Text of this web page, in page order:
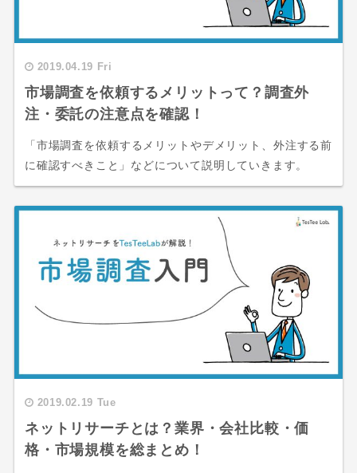
2019.04.19 Fri
市場調査を依頼するメリットって？調査外
注・委託の注意点を確認！
「市場調査を依頼するメリットやデメリット、外注する前
に確認すべきこと」などについて説明していきます。
2019.02.19 Tue
ネットリサーチとは？業界・会社比較・価
格・市場規模を総まとめ！